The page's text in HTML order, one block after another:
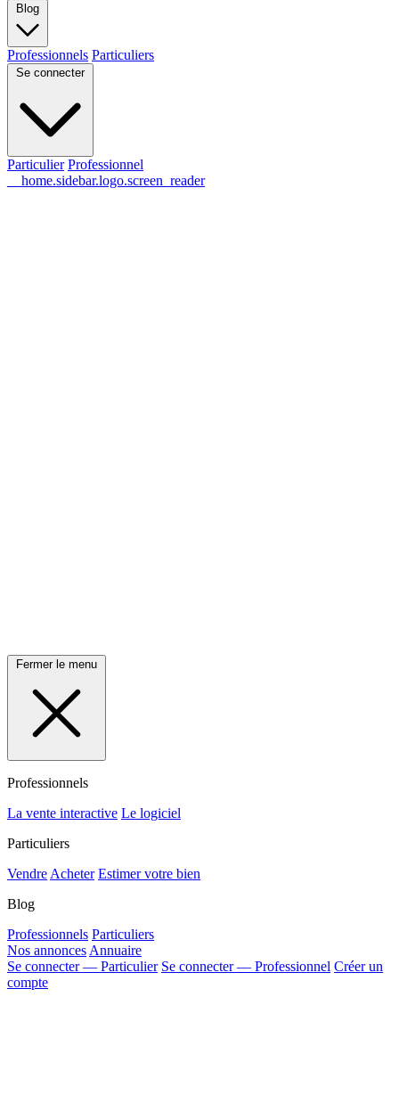
Blog
Professionnels Particuliers
Se connecter
Particulier Professionnel
__home.sidebar.logo.screen_reader
Fermer le menu
Professionnels
La vente interactive Le logiciel
Particuliers
Vendre Acheter Estimer votre bien
Blog
Professionnels Particuliers
Nos annonces Annuaire
Se connecter — Particulier Se connecter — Professionnel Créer un
compte